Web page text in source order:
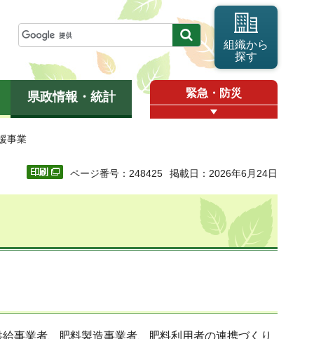
組織から
探す
県政情報・統計 緊急・防災
事業
ページ番号：248425 掲載日：2026年6月24日
事業者、肥料製造事業者、肥料利⽤者の連携づくり